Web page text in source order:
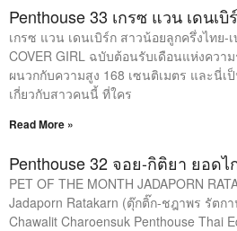
Penthouse 33 เกรซ แวน เดนเบิ
เกรซ แวน เดนเบิร์ก สาวน้อยลูกครึ่งไทย-
COVER GIRL ฉบับต้อนรับเดือนแห่งควา
ผนวกกับความสูง 168 เซนติเมตร และนี่
เกี่ยวกับสาวคนนี้ ที่ใคร
Read More »
Penthouse 32 จอย-กิติยา ยอดไ
PET OF THE MONTH JADAPORN
Jadaporn Ratakarn (ตุ๊กติ๊ก-ชฎาพร รัตก
Chawalit Charoensuk Penthouse Thai